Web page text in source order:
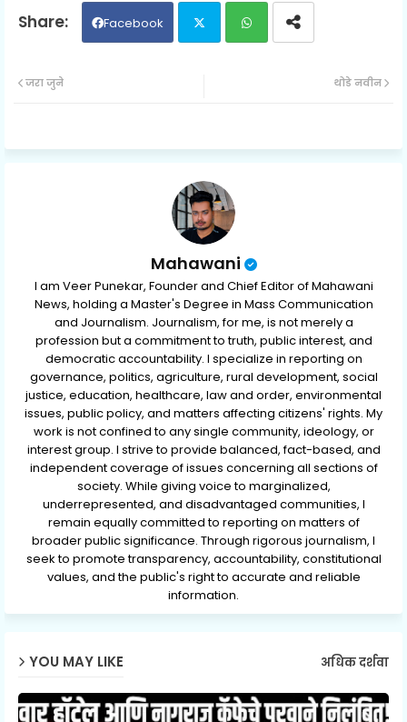
Facebook
ap
थोडे नवीन
जरा जुने
Mahawani
I am Veer Punekar, Founder and Chief Editor of Mahawani
News, holding a Master's Degree in Mass Communication
and Journalism. Journalism, for me, is not merely a
profession but a commitment to truth, public interest, and
democratic accountability. I specialize in reporting on
governance, politics, agriculture, rural development, social
justice, education, healthcare, law and order, environmental
issues, public policy, and matters affecting citizens' rights. My
work is not confined to any single community, ideology, or
interest group. I strive to provide balanced, fact-based, and
independent coverage of issues concerning all sections of
society. While giving voice to marginalized,
underrepresented, and disadvantaged communities, I
remain equally committed to reporting on matters of
broader public significance. Through rigorous journalism, I
seek to promote transparency, accountability, constitutional
values, and the public's right to accurate and reliable
information.
YOU MAY LIKE अधिक दर्शवा